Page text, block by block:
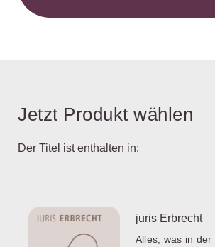
Jetzt Produkt wählen
Der Titel ist enthalten in:
juris Erbrecht
Alles, was in